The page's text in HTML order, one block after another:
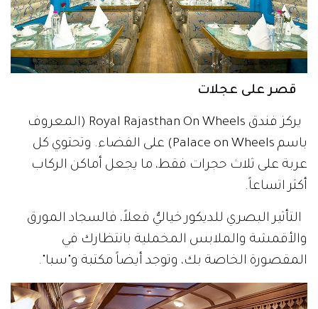
قصر على عجلات
يركز فندق Royal Rajasthan On Wheels (المعروف
باسم Palace on Wheels) على الفضاء. وتحتوي كل
عربة على ثلاث حجرات فقط، ما يجعل أماكن الركاب
أكثر اتساعاً.
التأثير البصري للديكور خياليٌّ فعلاً، فالسجاد المورق
والأقمشة والملابس المخملية بانتظارك في
المقصورة الخاصة بك، وتوجد أيضاً مكتبة و"سبا".